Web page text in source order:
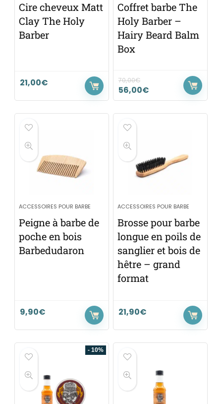
Cire cheveux Matt
Clay The Holy
Barber
21,00€
Coffret barbe The
Holy Barber –
Hairy Beard Balm
Box
70,00€
56,00€
ACCESSOIRES POUR BARBE
Peigne à barbe de
poche en bois
Barbedudaron
9,90€
ACCESSOIRES POUR BARBE
Brosse pour barbe
longue en poils de
sanglier et bois de
hêtre – grand
format
21,90€
- 10%